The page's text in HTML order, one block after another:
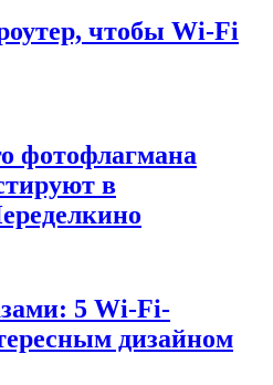
чтобы Wi-Fi
фотофлагмана
в
5 Wi-Fi-
дизайном